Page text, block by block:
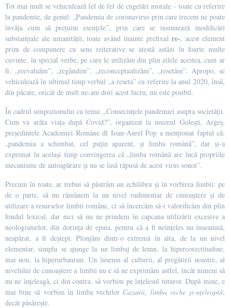
Tot mai mult se vehiculează fel de fel de cugetări morale – toate cu referire
la pandemie, de genul: „Pandemia de coronavirus prin care trecem ne poate
învăța cum să prețuim esențele”, prin care se insinuează modificări
substanțiale ale umanității, toate având înainte prefixulre-, acest element
prim de compunere cu sens reiterative se atestă astăzi în foarte multe
cuvinte, în special verbe, pe care le utilizăm din plin zilele acestea, cum ar
fi: „reevaluăm”, „regândim”, „reconceptualizăm”, „resetăm”. Apropo, se
vehiculează în ultimul timp verbul „a reseta” cu referire la anul 2020, însă,
din păcate, oricât de mult ne-am dori acest lucru, nu este posibil.
În cadrul simpozionului cu tema: „Consecințele pandemiei asupra societății.
Cum va arăta viața după Covid?”, organizat la muzeul Golești, Argeș,
președintele Academiei Române dl Ioan-Aurel Pop a menționat faptul că:
„pandemia a schimbat, cel puțin aparent, și limba română”, dar și-a
exprimat în același timp convingerea că „limba română are încă propriile
mecanisme de autoapărare și nu se lasă răpusă de acest virus sonor”.
Precum în toate, ar trebui să păstrăm un echilibru și în vorbirea limbii: pe
de o parte, să nu rămânem la un nivel rudimentar de cunoaștere și de
utilizare a resurselor limbii române, ci să încercăm să-i valorificăm din plin
fondul lexical, dar nici să nu ne prindem în capcana utilizării excesive a
neologismelor, din dorința de epata, pentru că a fi neînțeles nu înseamnă,
neapărat, a fi deștept. Plonjăm dintr-o extremă în alta, de la un nivel
elementar, simplu se ajunge la un limbaj de lemn, la hipercorectitudine,
mai nou, la hiperurbanism. Un însemn al culturii, al pregătirii noastre, al
nivelului de cunoaștere a limbii nu e să ne exprimăm astfel, încât nimeni să
nu ne înțeleagă, ci din contra, să vorbim pe înțelesul tuturor. După mine, e
mai bine să vorbim în limba vechilor Cazanii, limba veche și-nțeleaptă,
decât păsărește.